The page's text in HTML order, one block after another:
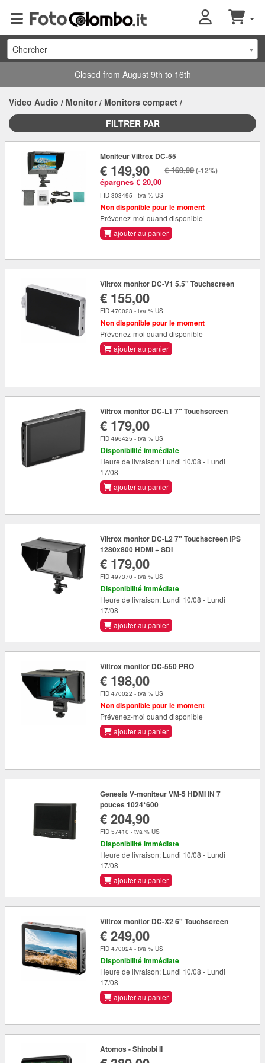
Chercher
Closed from August 9th to 16th
Video Audio / Monitor/ Monitors compact /
FILTRER PAR
Moniteur Viltrox DC-55
€ 149,90
épargnes € 20,00
€ 169,90(-12%)
FID 303495 - tva % US
Non disponible pour le moment
Prévenez-moi quand disponible
ajouter au panier
Viltrox monitor DC-V1 5.5" Touchscreen
€ 155,00
FID 470023 - tva % US
Non disponible pour le moment
Prévenez-moi quand disponible
ajouter au panier
Viltrox monitor DC-L1 7" Touchscreen
€ 179,00
FID 496425 - tva % US
Disponibilité immédiate
Heure de livraison: Lundi 10/08 - Lundi
17/08
ajouter au panier
Viltrox monitor DC-L2 7" Touchscreen IPS
1280x800 HDMI + SDI
€ 179,00
FID 497370 - tva % US
Disponibilité immédiate
Heure de livraison: Lundi 10/08 - Lundi
17/08
ajouter au panier
Viltrox monitor DC-550 PRO
€ 198,00
FID 470022 - tva % US
Non disponible pour le moment
Prévenez-moi quand disponible
ajouter au panier
Genesis V-moniteur VM-5 HDMI IN 7
pouces 1024*600
€ 204,90
FID 57410 - tva % US
Disponibilité immédiate
Heure de livraison: Lundi 10/08 - Lundi
17/08
ajouter au panier
Viltrox monitor DC-X2 6" Touchscreen
€ 249,00
FID 470024 - tva % US
Disponibilité immédiate
Heure de livraison: Lundi 10/08 - Lundi
17/08
ajouter au panier
Atomos - Shinobi II